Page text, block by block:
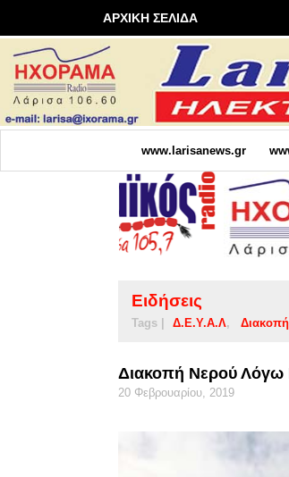
ΑΡΧΙΚΗ ΣΕΛΙΔΑ
www.larisanews.gr
Ειδήσεις
Tags | Δ.Ε.Υ.Α.Λ Διακοπή
Διακοπή Νερού
20 Φεβρουαρίου, 2019